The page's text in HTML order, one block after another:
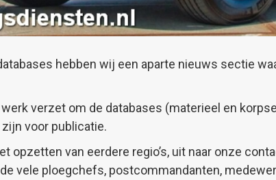
hebben wij een aparte nieuws sectie
verzet om de databases (materieel en
voor publicatie.
opzetten van eerdere regio’s, uit naar onze
vele ploegchefs, postcommandanten,